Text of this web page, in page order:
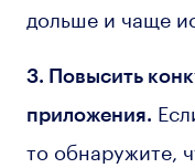
дольше и чаще
3. Повысить
приложения.
то обнаружите,